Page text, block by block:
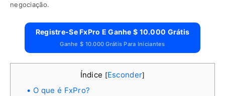
negociação.
Registre-Se FxPro E Ganhe $ 10.000 Grátis
Ganhe $ 10.000 Grátis Para Iniciantes
Índice [Esconder]
O que é FxPro?